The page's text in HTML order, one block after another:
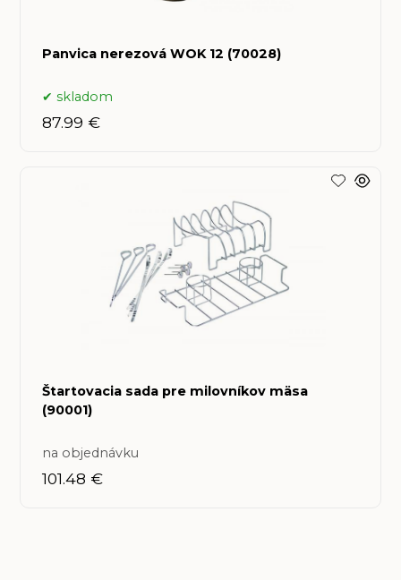
Panvica nerezová WOK 12 (70028)
skladom
87.99 €
Štartovacia sada pre milovníkov mäsa
(90001)
na objednávku
101.48 €